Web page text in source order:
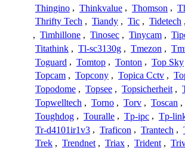
Thingino , Thinkvalue , Thomson ,
Thrifty Tech , Tiandy , Tic , Tidetech ,
, Timhillone , Tinosec , Tinycam ,
Titathink , Tl-sc3130g , Tmezon ,
Toguard , Tomtop , Tonton , Top Sky
Topcam , Topcony , Topica Cctv ,
Topodome , Topsee , Topsicherheit ,
Topwelltech , Torno , Torv , Toscan ,
Toughdog , Touralle , Tp-ipc , Tp-
Tr-d4101ir1v3 , Traficon , Trantech ,
Trek , Trendnet , Triax , Trident ,